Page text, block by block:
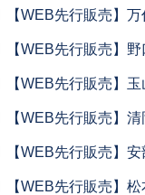
【WEB先行販売】
【WEB先行販売】
【WEB先行販売】
【WEB先行販売】
【WEB先行販売】
【WEB先行販売】